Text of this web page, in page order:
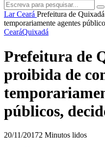
LarCeará Prefeitura de
temporariamente agentes
CearáQuixadá
Prefeitura de
proibida de
públicos,
20/11/20172 Minutos lidos